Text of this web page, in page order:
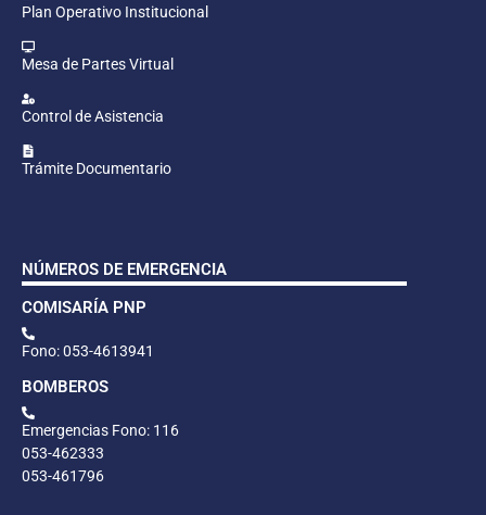
Plan Operativo Institucional
Mesa de Partes Virtual
Control de Asistencia
Trámite Documentario
NÚMEROS DE EMERGENCIA
COMISARÍA PNP
Fono: 053-4613941
BOMBEROS
Emergencias Fono: 116
053-462333
053-461796